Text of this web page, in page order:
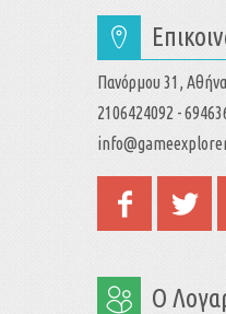
Πανόρμου 31, Αθήνα
2106424092 -
Ο